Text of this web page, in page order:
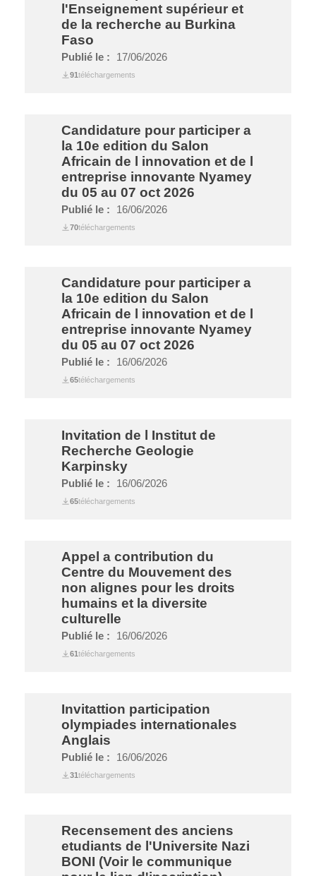
l'Enseignement supérieur et
de la recherche au Burkina
Faso
Publié le : 17/06/2026
91téléchargements
Candidature pour participer a
la 10e edition du Salon
Africain de l innovation et de l
entreprise innovante Nyamey
du 05 au 07 oct 2026
Publié le : 16/06/2026
70téléchargements
Candidature pour participer a
la 10e edition du Salon
Africain de l innovation et de l
entreprise innovante Nyamey
du 05 au 07 oct 2026
Publié le : 16/06/2026
65téléchargements
Invitation de l Institut de
Recherche Geologie
Karpinsky
Publié le : 16/06/2026
65téléchargements
Appel a contribution du
Centre du Mouvement des
non alignes pour les droits
humains et la diversite
culturelle
Publié le : 16/06/2026
61téléchargements
Invitattion participation
olympiades internationales
Anglais
Publié le : 16/06/2026
31téléchargements
Recensement des anciens
etudiants de l'Universite Nazi
BONI (Voir le communique